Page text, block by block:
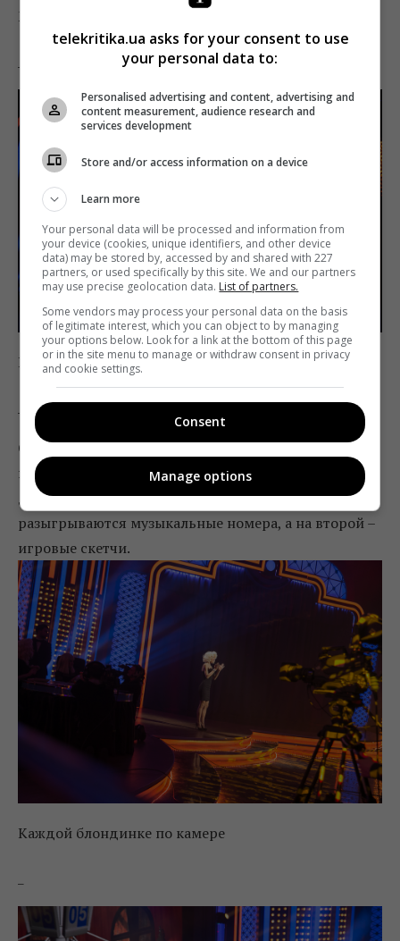
Масик (Дмитрий Голубев): «Камеру убери!»
Ну согласитесь, красиво же!
Стоит также отметить, что съемки проекта
проходят в очень компактном зрительном зале с
двумя сценами, на одной из которых
разыгрываются музыкальные номера, а на второй –
игровые скетчи.
Каждой блондинке по камере
telekritika.ua asks for your consent to use
your personal data to:
Personalised advertising and content, advertising and
content measurement, audience research and
services development
Store and/or access information on a device
Learn more
Your personal data will be processed and information from
your device (cookies, unique identifiers, and other device
data) may be stored by, accessed by and shared with 227
partners, or used specifically by this site. We and our partners
may use precise geolocation data. List of partners.
Some vendors may process your personal data on the basis
of legitimate interest, which you can object to by managing
your options below. Look for a link at the bottom of this page
or in the site menu to manage or withdraw consent in privacy
and cookie settings.
Consent
Manage options